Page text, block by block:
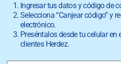
Ingresar tus datos y código de
Selecciona “Canjear código” y
electrónico.
Preséntalos desde tu celular en
clientes Herdez.